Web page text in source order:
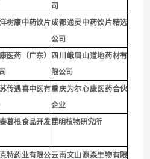
司
树康中药饮片成都通灵中药饮片精选
公司
医药（广东）
四川峨眉山道地药材有
限公司
传遇喜中医有重庆为尔心康医药合伙
企业
葛根食品开发昆明植物研究所
特药业有限公云南文山源森生物有限